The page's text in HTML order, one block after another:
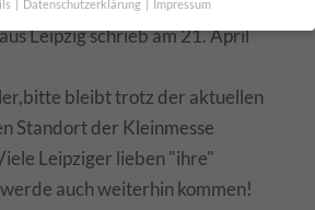
Leipzigschrieb am21. April
bleibt trotz der aktuellen
Standort der Kleinmesse
Leipziger lieben "ihre"
auch weiterhin kommen!
Datenschutzerklärung Impressum
alt sind und Ihre Zustimmung zu
möchten, müssen Sie Ihre
um Erlaubnis bitten.
und andere Technologien auf unserer
sind essenziell, während andere uns
Ihre Erfahrung zu verbessern.